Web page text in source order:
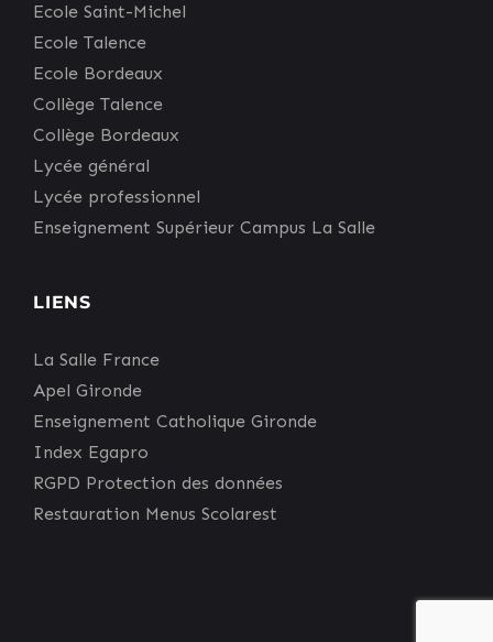
Ecole Saint-Michel
Ecole Talence
Ecole Bordeaux
Collège Talence
Collège Bordeaux
Lycée général
Lycée professionnel
Enseignement Supérieur Campus La Salle
LIENS
La Salle France
Apel Gironde
Enseignement Catholique Gironde
Index Egapro
RGPD Protection des données
Restauration Menus Scolarest